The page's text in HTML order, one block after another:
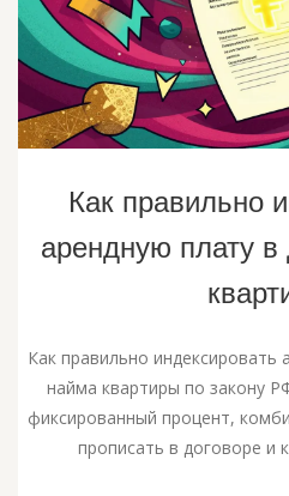
Как правильно
арендную плату в
Как правильно индексировать
найма квартиры по закону
фиксированный процент,
прописать в договоре и